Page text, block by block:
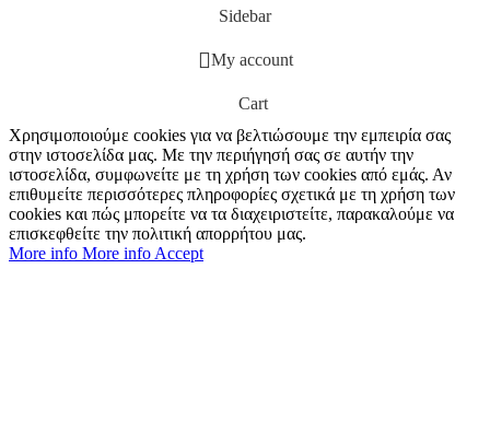
Sidebar
My account
Cart
Χρησιμοποιούμε cookies για να βελτιώσουμε την εμπειρία σας
στην ιστοσελίδα μας. Με την περιήγησή σας σε αυτήν την
ιστοσελίδα, συμφωνείτε με τη χρήση των cookies από εμάς. Αν
επιθυμείτε περισσότερες πληροφορίες σχετικά με τη χρήση των
cookies και πώς μπορείτε να τα διαχειριστείτε, παρακαλούμε να
επισκεφθείτε την πολιτική απορρήτου μας.
More info More info Accept